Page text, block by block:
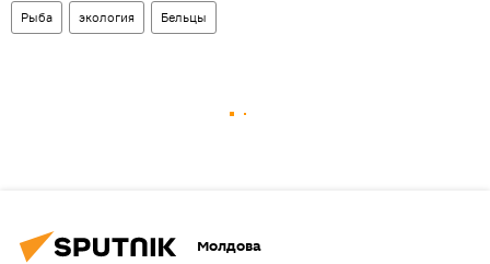
Рыба экология Бельцы
Молдова